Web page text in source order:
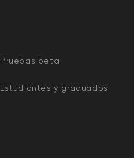
Pruebas beta
Estudiantes y graduados